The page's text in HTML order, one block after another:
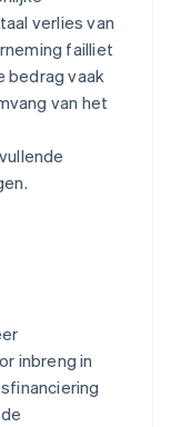
verlies van
failliet
bedrag vaak
van het
inbreng in